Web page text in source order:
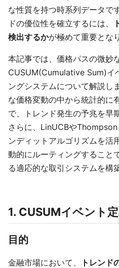
な性質を持つ時系列データで
ドの優位性を確立するには、
検出するかが極めて重要とな
本記事では、価格パスの微妙
CUSUM(Cumulative Sum)イ
ングシステムについて解説し
な価格変動の中から統計的に
で、トレンド発生の予兆を早
さらに、LinUCBや
ンディットアルゴリズムを活
動的にルーティングすること
る適応的な取引システムを構
1. CUSUMイベント
目的
金融市場において、 トレンド